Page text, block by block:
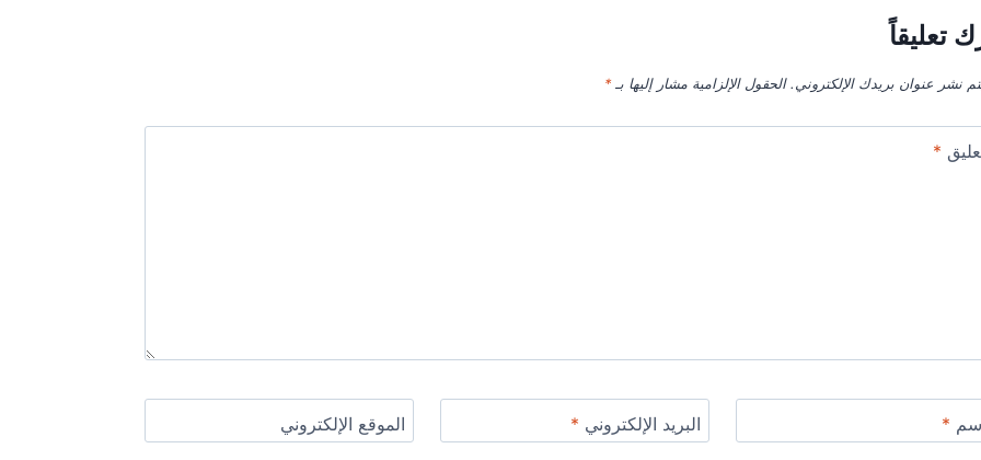
تعليقاً
نشر عنوان بريدك الإلكتروني. الحقول الإلزامية مشار إليها بـ*
*
* البريد الإلكتروني * الموقع الإلكتروني